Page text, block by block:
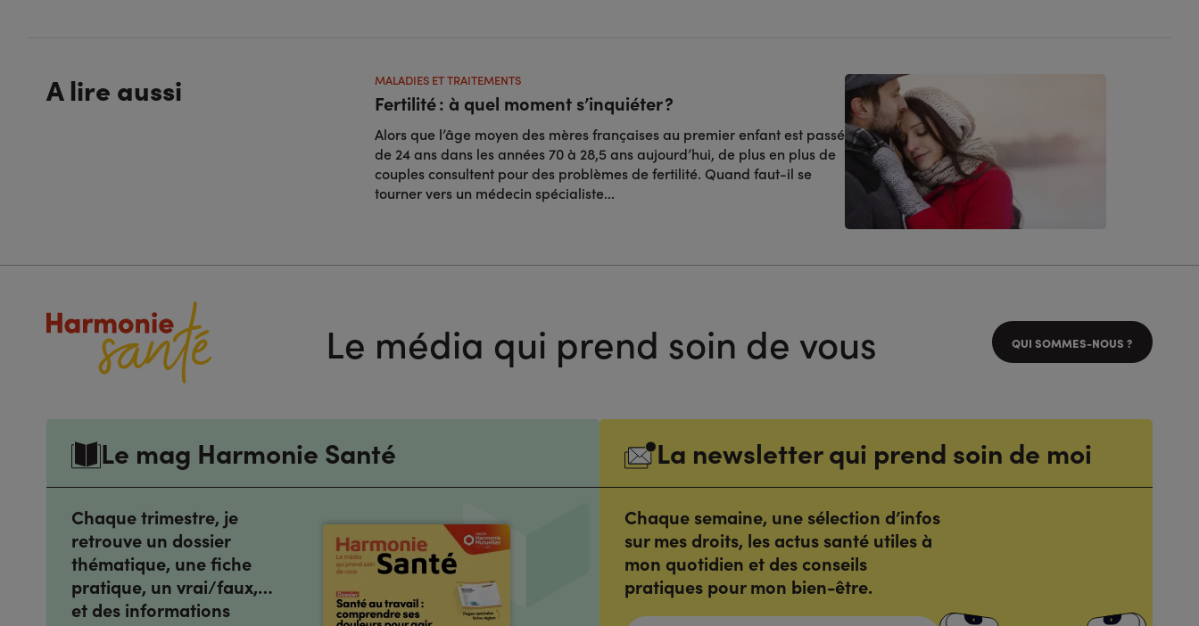
A lire aussi Fertilité : à quel moment s’inquiéter ?
MALADIES ET TRAITEMENTS
Alors que l’âge moyen des mères françaises au premier enfant est passé
de 24 ans dans les années 70 à 28,5 ans aujourd’hui, de plus en plus de
couples consultent pour des problèmes de fertilité. Quand faut-il se
tourner vers un médecin spécialiste...
Le média qui prend soin de vous QUI SOMMES-NOUS ?
Le mag Harmonie Santé
Chaque trimestre, je
retrouve un dossier
thématique, une fiche
pratique, un vrai/faux,…
et des informations
La newsletter qui prend soin de moi
Chaque semaine, une sélection d’infos
sur mes droits, les actus santé utiles à
mon quotidien et des conseils
pratiques pour mon bien-être.
ADRESSE